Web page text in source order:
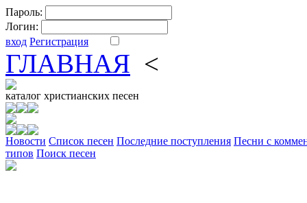
Пароль:
Логин:
вход Регистрация
ГЛАВНАЯ <
каталог христианских песен
Новости Cписок песен Последние поступления Песни с
типов Поиск песен